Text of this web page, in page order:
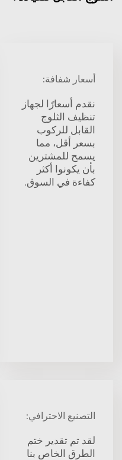
أسعار شفافة:
نقدم أسعارًا لجهاز
تنظيف الثلوج
القابل للركوب
بسعر أقل، مما
يسمح للمشترين
بأن يكونوا أكثر
كفاءة في السوق.
التصنيع الاحترافي:
لقد تم تقدير ختم
الطرق الخاص بنا